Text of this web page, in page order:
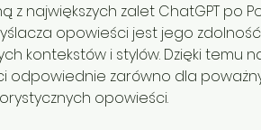
z największych zalet ChatGPT po
opowieści jest jego
kontekstów i stylów. Dzięki temu
odpowiednie zarówno dla
opowieści.